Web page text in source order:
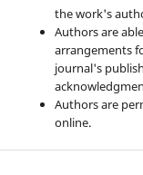
the work's
Authors are
arrangements
journal's
Authors are
online.